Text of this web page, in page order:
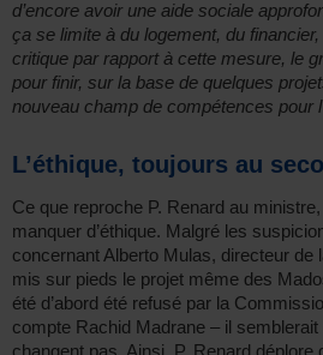
d’encore avoir une aide sociale
ça se limite à du logement, du
critique par rapport à cette mesure, le
pour finir, sur la base de quelques
nouveau champ de compétences pour
L’éthique, toujours au
Ce que reproche P. Renard au
manquer d’éthique. Malgré les
concernant Alberto Mulas, directeur de
mis sur pieds le projet même des
été d’abord été refusé par la
compte Rachid Madrane – il
changent pas. Ainsi, P. Renard déplore